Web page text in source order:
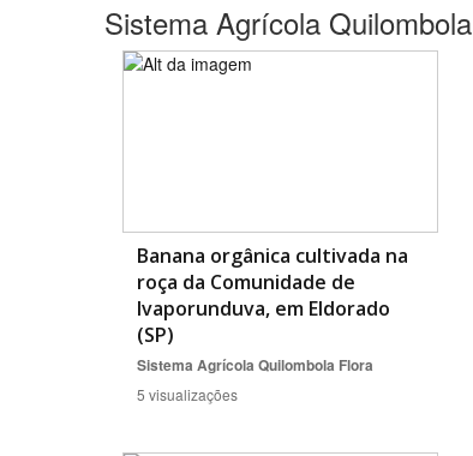
Sistema Agrícola Quilombola
Banana orgânica cultivada na
roça da Comunidade de
Ivaporunduva, em Eldorado
(SP)
Sistema Agrícola Quilombola Flora
5 visualizações